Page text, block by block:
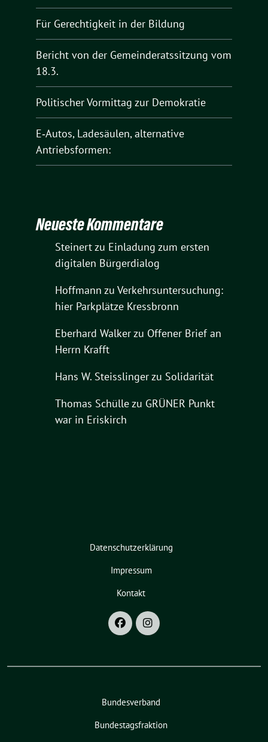
Für Gerechtigkeit in der Bildung
Bericht von der Gemeinderatssitzung vom
18.3.
Politischer Vormittag zur Demokratie
E‑Autos, Ladesäulen, alternative
Antriebsformen:
Neueste Kommentare
Steinertzu Einladung zum ersten
digitalen Bürgerdialog
Hoffmann zu Verkehrsuntersuchung:
hier Parkplätze Kressbronn
Eberhard Walkerzu Offener Brief an
Herrn Krafft
Hans W. Steisslingerzu Solidarität
Thomas Schüllezu GRÜNER Punkt
war in Eriskirch
Datenschutzerklärung
Impressum
Kontakt
Bundesverband
Bundestagsfraktion